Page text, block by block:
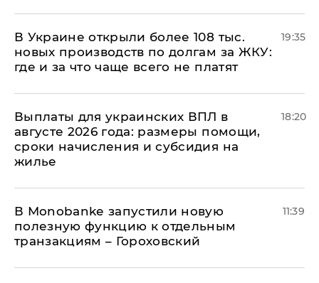
В Украине открыли более 108 тыс.
новых производств по долгам за ЖКУ:
где и за что чаще всего не платят
19:35
Выплаты для украинских ВПЛ в
августе 2026 года: размеры помощи,
сроки начисления и субсидия на
жилье
18:20
В Мonobankе запустили новую
полезную функцию к отдельным
транзакциям – Гороховский
11:39